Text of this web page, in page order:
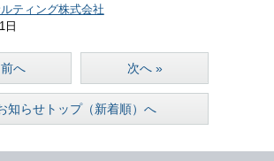
ティング株式会社
日
へ
知らせトップ（新着順）へ
次へ »